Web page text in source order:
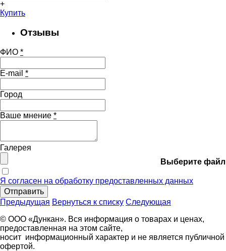
+
Купить
Отзывы
ФИО *
E-mail *
Город
Ваше мнение *
Галерея
Выберите файл
Я согласен на обработку предоставленных данных
Отправить
Предыдущая Вернуться к списку Следующая
© ООО «Дункан». Вся информация о товарах и ценах,
предоставленная на этом сайте,
носит информационный характер и не является публичной
офертой.